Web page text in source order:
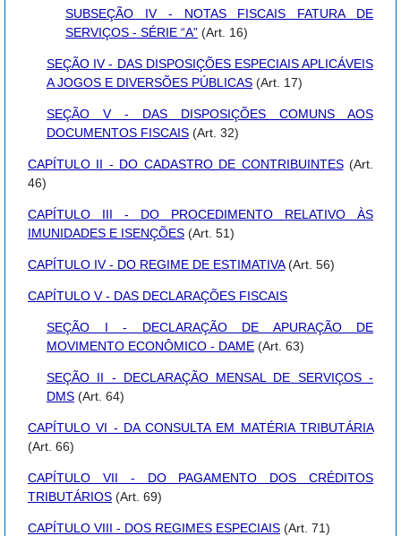
SUBSEÇÃO IV - NOTAS FISCAIS FATURA DE
SERVIÇOS - SÉRIE “A” (Art. 16)
SEÇÃO IV - DAS DISPOSIÇÕES ESPECIAIS APLICÁVEIS
A JOGOS E DIVERSÕES PÚBLICAS (Art. 17)
SEÇÃO V - DAS DISPOSIÇÕES COMUNS AOS
DOCUMENTOS FISCAIS (Art. 32)
CAPÍTULO II - DO CADASTRO DE CONTRIBUINTES(Art.
46)
CAPÍTULO III - DO PROCEDIMENTO RELATIVO ÀS
IMUNIDADES E ISENÇÕES (Art. 51)
CAPÍTULO IV - DO REGIME DE ESTIMATIVA(Art. 56)
CAPÍTULO V - DAS DECLARAÇÕES FISCAIS
SEÇÃO I - DECLARAÇÃO DE APURAÇÃO DE
MOVIMENTO ECONÔMICO - DAME (Art. 63)
SEÇÃO II - DECLARAÇÃO MENSAL DE SERVIÇOS -
DMS (Art. 64)
CAPÍTULO VI - DA CONSULTA EM MATÉRIA TRIBUTÁRIA
(Art. 66)
CAPÍTULO VII - DO PAGAMENTO DOS CRÉDITOS
TRIBUTÁRIOS (Art. 69)
CAPÍTULO VIII - DOS REGIMES ESPECIAIS (Art. 71)